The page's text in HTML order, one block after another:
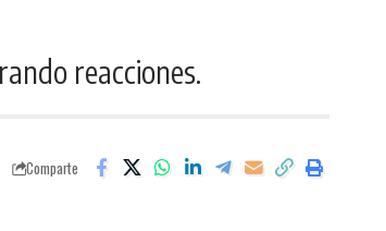
reacciones.
Comparte